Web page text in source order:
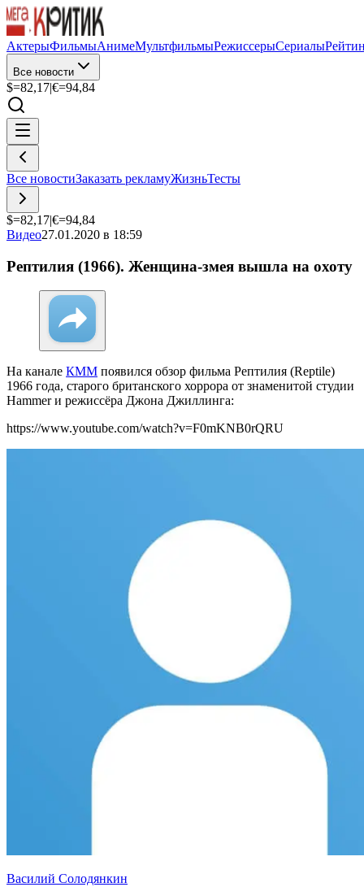
АктерыФильмыАнимеМультфильмыРежиссерыСериалы
Все новости
$=82,17|€=94,84
Все новостиЗаказать рекламуЖизньТесты
$=82,17|€=94,84
Видео27.01.2020 в 18:59
Рептилия (1966). Женщина-змея вышла на охоту
На канале КММ появился обзор фильма Рептилия (Reptile)
1966 года, старого британского хоррора от знаменитой студии
Hammer и режиссёра Джона Джиллинга:
https://www.youtube.com/watch?v=F0mKNB0rQRU
Василий Солодянкин